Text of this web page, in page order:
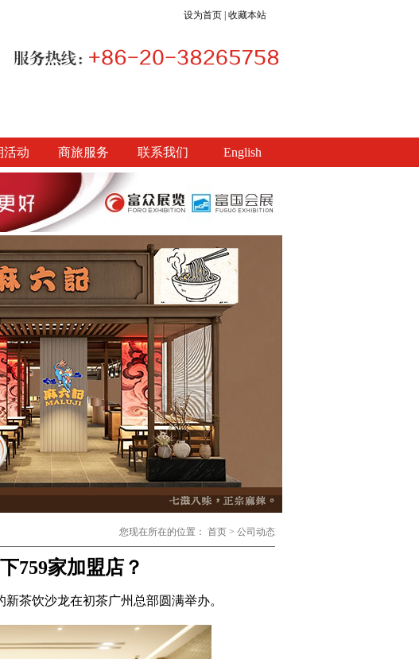
设为首页 收藏本站
活动 商旅服务 联系我们 English
您现在所在的位置： 首页 > 公司动态
759家加盟店？
茶饮沙龙在初茶广州总部圆满举办。